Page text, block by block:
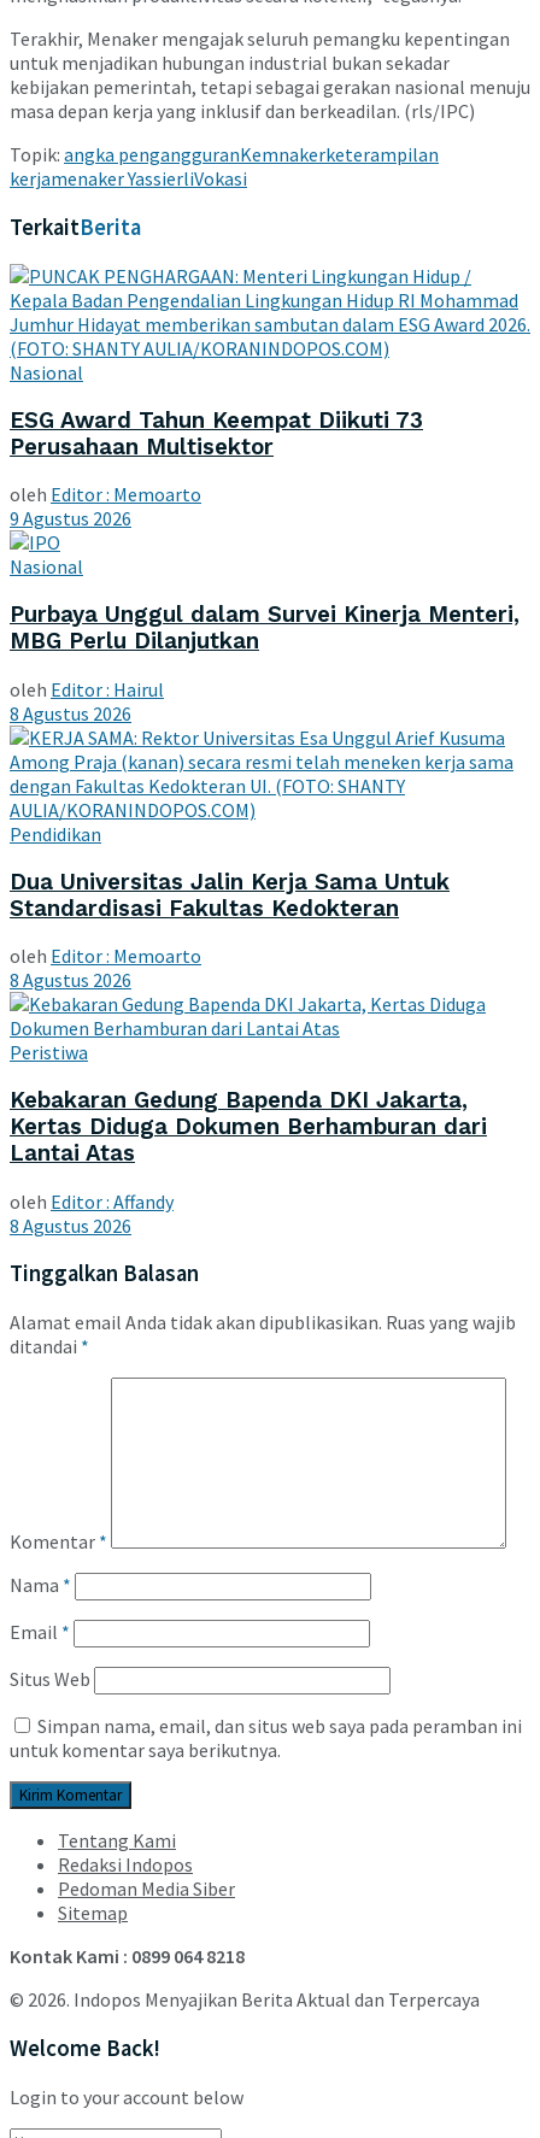
Terakhir, Menaker mengajak seluruh pemangku kepentingan
untuk menjadikan hubungan industrial bukan sekadar
kebijakan pemerintah, tetapi sebagai gerakan nasional menuju
masa depan kerja yang inklusif dan berkeadilan. (rls/IPC)
Topik: angka pengangguranKemnakerketerampilan
kerjamenaker YassierliVokasi
TerkaitBerita
Nasional
ESG Award Tahun Keempat Diikuti 73
Perusahaan Multisektor
oleh Editor : Memoarto
9 Agustus 2026
Nasional
Purbaya Unggul dalam Survei Kinerja Menteri,
MBG Perlu Dilanjutkan
oleh Editor : Hairul
8 Agustus 2026
Pendidikan
Dua Universitas Jalin Kerja Sama Untuk
Standardisasi Fakultas Kedokteran
oleh Editor : Memoarto
8 Agustus 2026
Peristiwa
Kebakaran Gedung Bapenda DKI Jakarta,
Kertas Diduga Dokumen Berhamburan dari
Lantai Atas
oleh Editor : Affandy
8 Agustus 2026
Tinggalkan Balasan
Alamat email Anda tidak akan dipublikasikan. Ruas yang wajib
ditandai *
Komentar *
Nama *
Email *
Situs Web
Simpan nama, email, dan situs web saya pada peramban ini
untuk komentar saya berikutnya.
Tentang Kami
Redaksi Indopos
Pedoman Media Siber
Sitemap
Kontak Kami : 0899 064 8218
© 2026. Indopos Menyajikan Berita Aktual dan Terpercaya
Welcome Back!
Login to your account below